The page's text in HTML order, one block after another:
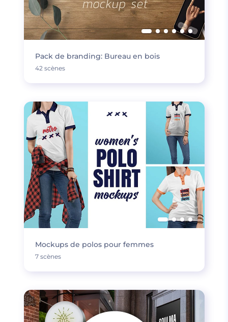
Pack de branding: Bureau en bois
42 scènes
Mockups de polos pour femmes
7 scènes